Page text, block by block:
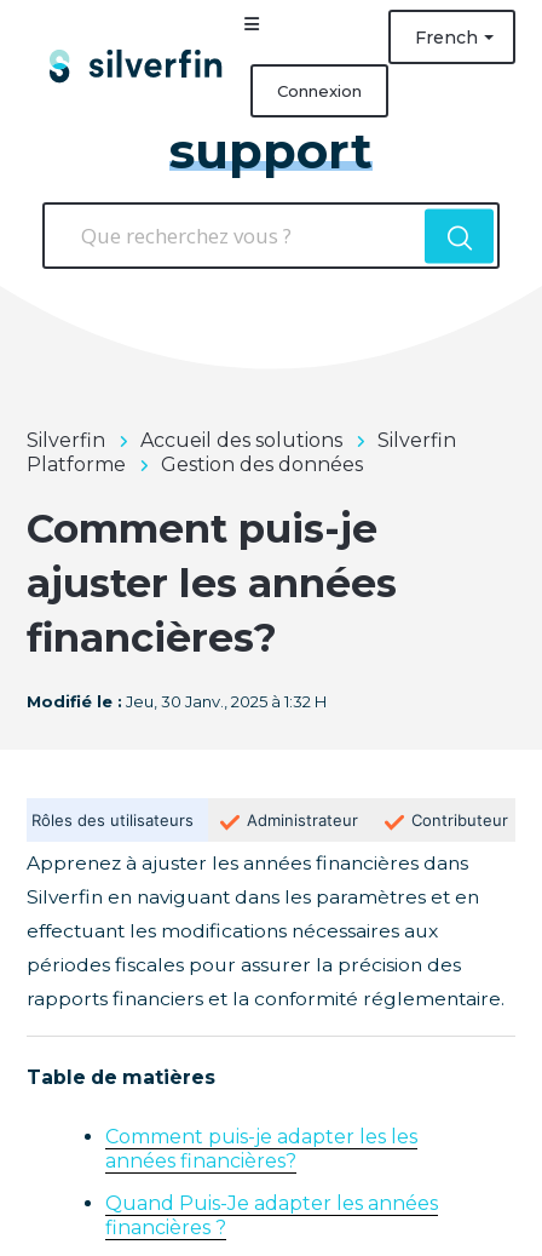
French
Connexion
support
Silverfin Accueil des solutions
Silverfin
Platforme
Gestion des données
Comment puis-je
ajuster les années
financières?
Modifié le : Jeu, 30 Janv., 2025 à 1:32 H
Rôles des utilisateurs Administrateur Contributeur
Apprenez à ajuster les années financières dans
Silverfin en naviguant dans les paramètres et en
effectuant les modifications nécessaires aux
périodes fiscales pour assurer la précision des
rapports financiers et la conformité réglementaire.
Table de matières
Comment puis-je adapter les les
années financières?
Quand Puis-Je adapter les années
financières ?